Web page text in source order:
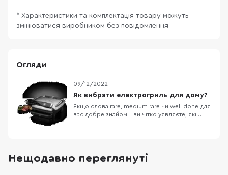
* Характеристики та комплектація товару можуть
змінюватися виробником без повідомлення
Огляди
09/12/2022
Як вибрати електрогриль для дому?
Якщо слова rare, medium rare чи well done для
вас добре знайомі і ви чітко уявляєте, які
те, на що варто звернути увагу при ви
Нещодавно переглянуті